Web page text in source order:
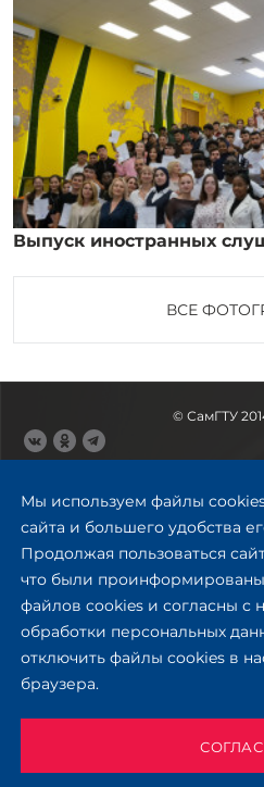
Выпуск иностранных
ВСЕ
Мы используем файлы
сайта и большего удобства
Продолжая пользоваться
что были
файлов cookies и согласны
обработки персональных
отключить файлы cookies в
браузера.
© СамГТУ
443100,
Обратная
Приемная
Приёмная
Заочное
+ 7 (846)